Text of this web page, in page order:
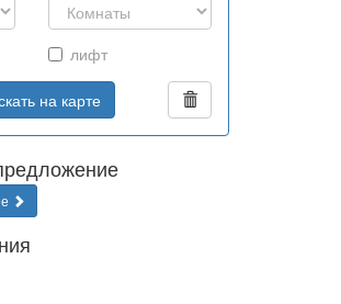
лифт
на карте